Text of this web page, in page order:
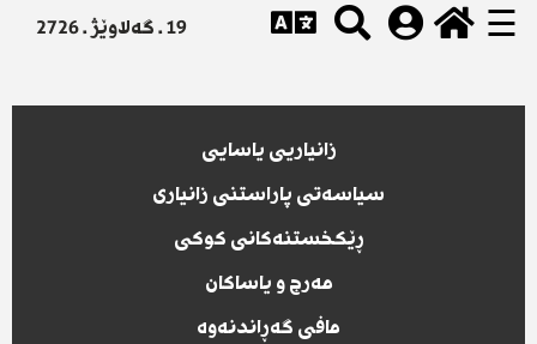
☰ 19 . گەلاوێژ . 2726
زانیاریی یاسایی
سیاسەتی پاراستنی زانیاری
ڕێکخستنەکانی کوکی
مەرج و یاساکان
مافی گەڕاندنەوە